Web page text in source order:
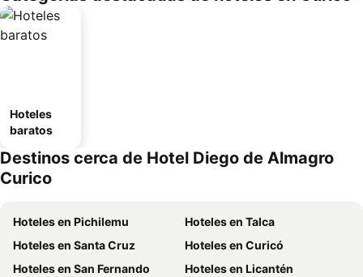
Hoteles
baratos
Destinos cerca de Hotel Diego de Almagro
Curico
Hoteles en Pichilemu
Hoteles en Talca
Hoteles en Santa Cruz
Hoteles en Curicó
Hoteles en San Fernando
Hoteles en Licantén